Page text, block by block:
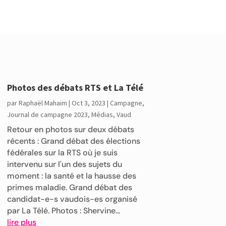
Photos des débats RTS et La Télé
parRaphaël Mahaim | Oct 3, 2023 | Campagne,
Journal de campagne 2023, Médias, Vaud
Retour en photos sur deux débats
récents : Grand débat des élections
fédérales sur la RTS où je suis
intervenu sur l'un des sujets du
moment : la santé et la hausse des
primes maladie. Grand débat des
candidat-e-s vaudois-es organisé
par La Télé. Photos : Shervine...
lire plus